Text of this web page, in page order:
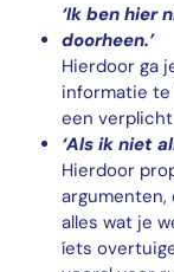
‘Ik ben hier
doorheen.’
Hierdoor ga
informatie te
een
‘Als ik niet
Hierdoor
argumenten,
alles wat je
íets